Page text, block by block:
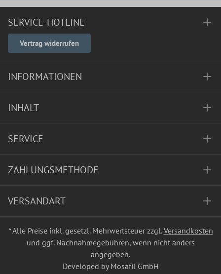
SERVICE-HOTLINE
Vertrag widerrufen
INFORMATIONEN
INHALT
SERVICE
ZAHLUNGSMETHODE
VERSANDART
* Alle Preise inkl. gesetzl. Mehrwertsteuer zzgl.Versandkosten
und ggf. Nachnahmegebühren, wenn nicht anders
angegeben.
Developed by Mosafil GmbH